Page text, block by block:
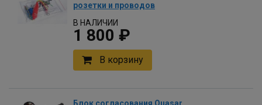
розетки и проводов
В НАЛИЧИИ
1 800 ₽
В корзину